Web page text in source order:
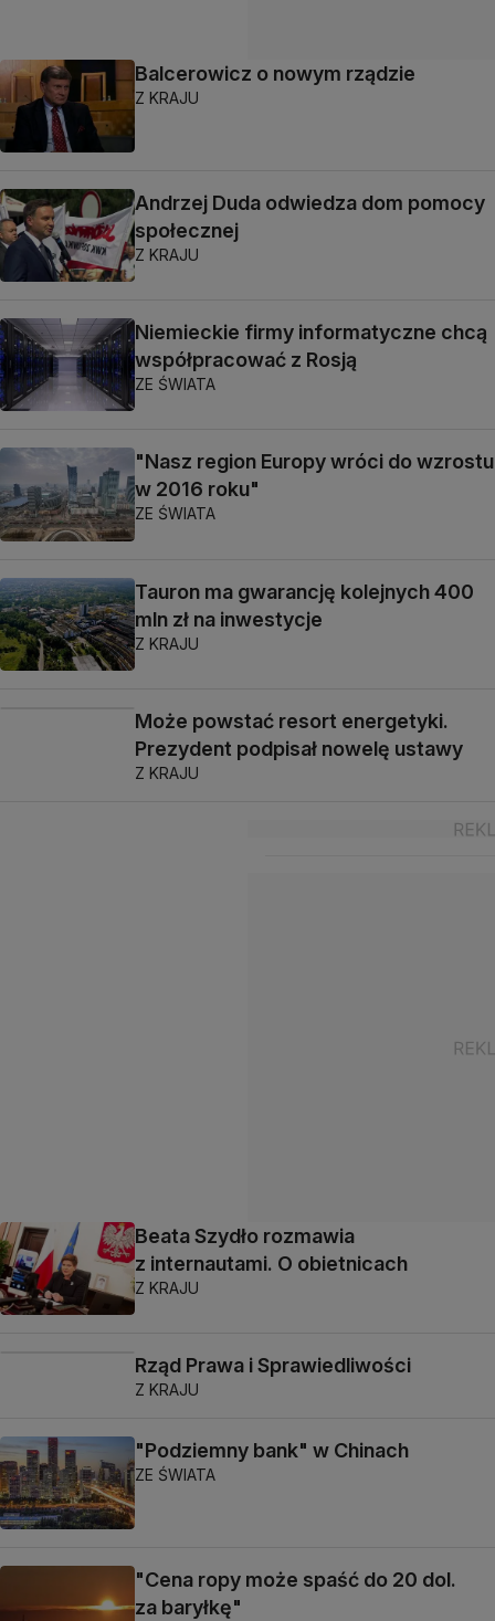
Balcerowicz o nowym rządzie
Z KRAJU
Andrzej Duda odwiedza dom pomocy
społecznej
Z KRAJU
Niemieckie firmy informatyczne chcą
współpracować z Rosją
ZE ŚWIATA
"Nasz region Europy wróci do wzrostu
w 2016 roku"
ZE ŚWIATA
Tauron ma gwarancję kolejnych 400
mln zł na inwestycje
Z KRAJU
Może powstać resort energetyki.
Prezydent podpisał nowelę ustawy
Z KRAJU
Beata Szydło rozmawia
z internautami. O obietnicach
Z KRAJU
Rząd Prawa i Sprawiedliwości
Z KRAJU
"Podziemny bank" w Chinach
ZE ŚWIATA
"Cena ropy może spaść do 20 dol.
za baryłkę"